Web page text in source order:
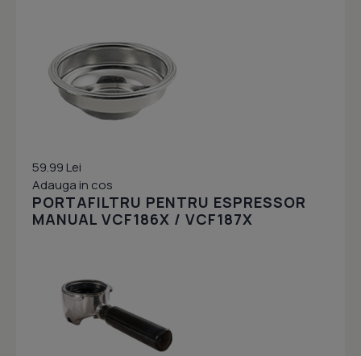
59.99 Lei
Adauga in cos
PORTAFILTRU PENTRU ESPRESSOR
MANUAL VCF186X / VCF187X